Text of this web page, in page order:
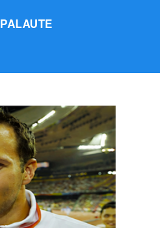
PALAUTE